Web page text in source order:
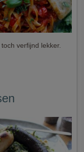
verfijnd lekker.